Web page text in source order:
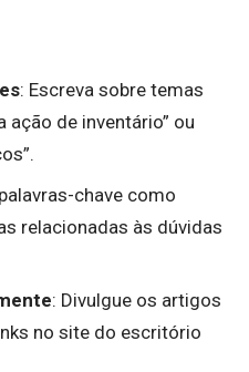
: Escreva sobre temas
de inventário” ou
chave como
relacionadas às dúvidas
: Divulgue os artigos
no site do escritório